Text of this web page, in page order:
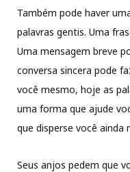
Também pode haver
palavras gentis. Uma
Uma mensagem breve
conversa sincera pode
você mesmo, hoje as
uma forma que ajude
que disperse você ainda
Seus anjos pedem que